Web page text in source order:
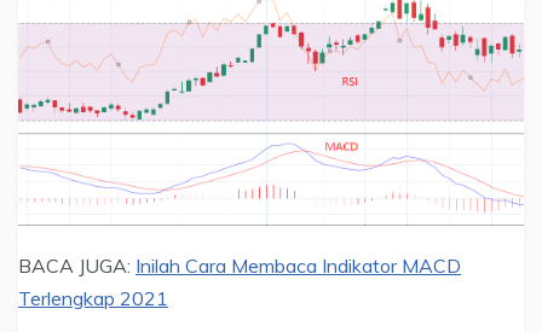
BACA JUGA: Inilah Cara Membaca Indikator MACD
Terlengkap 2021